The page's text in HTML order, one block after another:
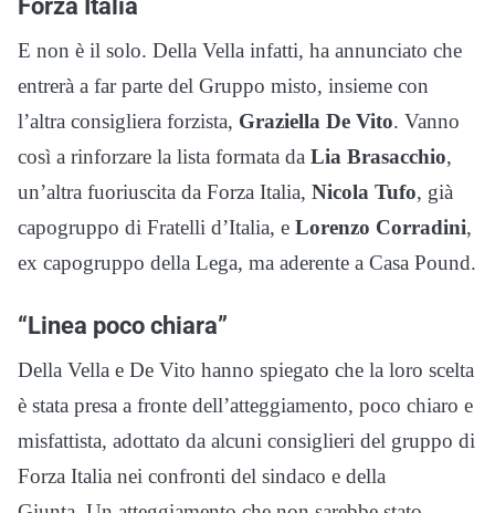
Forza Italia
E non è il solo. Della Vella infatti, ha annunciato che
entrerà a far parte del Gruppo misto, insieme con
l’altra consigliera forzista, Graziella De Vito. Vanno
così a rinforzare la lista formata da Lia Brasacchio,
un’altra fuoriuscita da Forza Italia, Nicola Tufo, già
capogruppo di Fratelli d’Italia, e Lorenzo Corradini,
ex capogruppo della Lega, ma aderente a Casa Pound.
“Linea poco chiara”
Della Vella e De Vito hanno spiegato che la loro scelta
è stata presa a fronte dell’atteggiamento, poco chiaro e
misfattista, adottato da alcuni consiglieri del gruppo di
Forza Italia nei confronti del sindaco e della